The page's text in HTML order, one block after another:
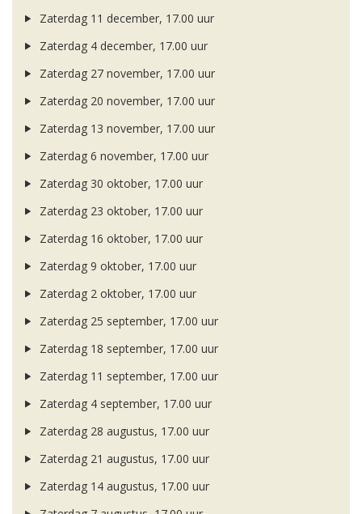
Zaterdag 11 december, 17.00 uur
Zaterdag 4 december, 17.00 uur
Zaterdag 27 november, 17.00 uur
Zaterdag 20 november, 17.00 uur
Zaterdag 13 november, 17.00 uur
Zaterdag 6 november, 17.00 uur
Zaterdag 30 oktober, 17.00 uur
Zaterdag 23 oktober, 17.00 uur
Zaterdag 16 oktober, 17.00 uur
Zaterdag 9 oktober, 17.00 uur
Zaterdag 2 oktober, 17.00 uur
Zaterdag 25 september, 17.00 uur
Zaterdag 18 september, 17.00 uur
Zaterdag 11 september, 17.00 uur
Zaterdag 4 september, 17.00 uur
Zaterdag 28 augustus, 17.00 uur
Zaterdag 21 augustus, 17.00 uur
Zaterdag 14 augustus, 17.00 uur